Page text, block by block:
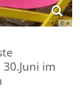
© ar
im